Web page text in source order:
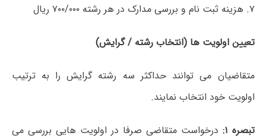
۷. هزینه ثبت نام و بررسی مدارک در هر رشته ۷۰۰/۰۰۰ ریال
تعیین اولویت ها (انتخاب رشته / گرایش)
متقاضیان می توانند حداکثر سه رشته گرایش را به ترتیب
اولویت خود انتخاب نمایند.
تبصره ۱:
درخواست متقاضی صرفا در اولویت هایی بررسی می